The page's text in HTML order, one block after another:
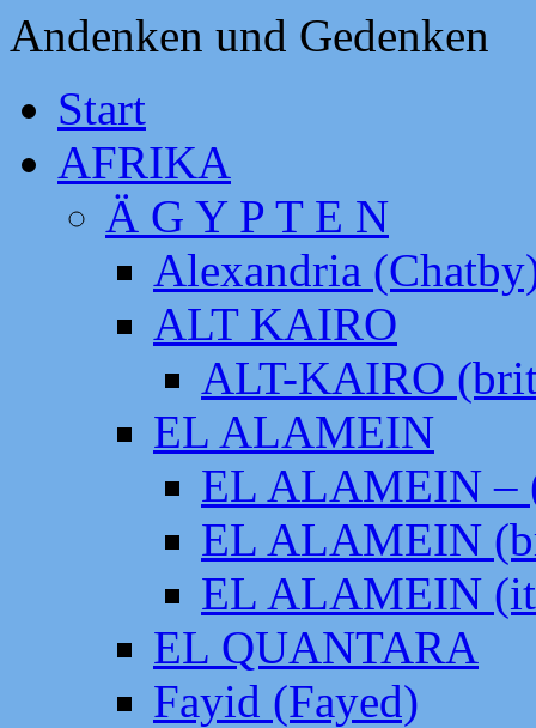
Start
AFRIKA
Ä G Y P T E N
Alexandria
ALT KAIRO
ALT-KAIRO
EL ALAMEIN
EL ALAMEIN –
EL ALAMEIN
EL ALAMEIN
EL QUANTARA
Fayid (Fayed)